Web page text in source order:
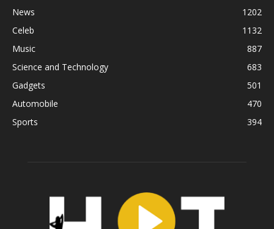
News
1202
Celeb
1132
Music
887
Science and Technology
683
Gadgets
501
Automobile
470
Sports
394